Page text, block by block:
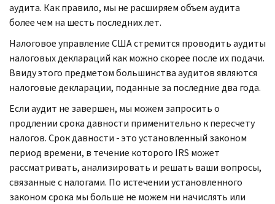
аудита. Как правило, мы не расширяем объем аудита
более чем на шесть последних лет.
Налоговое управление США стремится проводить аудиты
налоговых деклараций как можно скорее после их подачи.
Ввиду этого предметом большинства аудитов являются
налоговые декларации, поданные за последние два года.
Если аудит не завершен, мы можем запросить о
продлении срока давности применительно к пересчету
налогов. Срок давности - это установленный законом
период времени, в течение которого IRS может
рассматривать, анализировать и решать ваши вопросы,
связанные с налогами. По истечении установленного
законом срока мы больше не можем ни начислять или